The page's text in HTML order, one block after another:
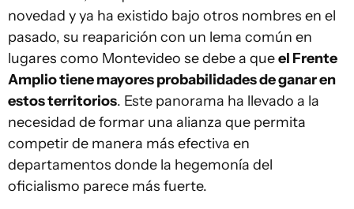
novedad y ya ha existido bajo otros nombres en el
pasado, su reaparición con un lema común en
lugares como Montevideo se debe a queel Frente
Amplio tiene mayores probabilidades de ganar en
estos territorios. Este panorama ha llevado a la
necesidad de formar una alianza que permita
competir de manera más efectiva en
departamentos donde la hegemonía del
oficialismo parece más fuerte.